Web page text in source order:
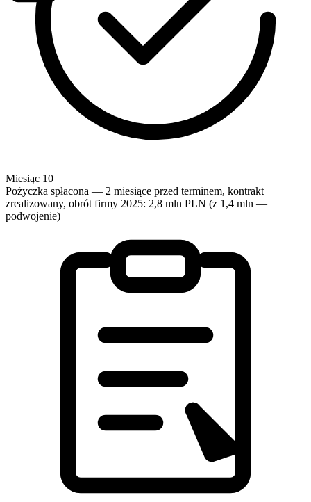
Miesiąc 10
Pożyczka spłacona — 2 miesiące przed terminem, kontrakt
zrealizowany, obrót firmy 2025: 2,8 mln PLN (z 1,4 mln —
podwojenie)